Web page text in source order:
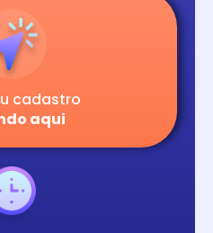
cadastro
aqui